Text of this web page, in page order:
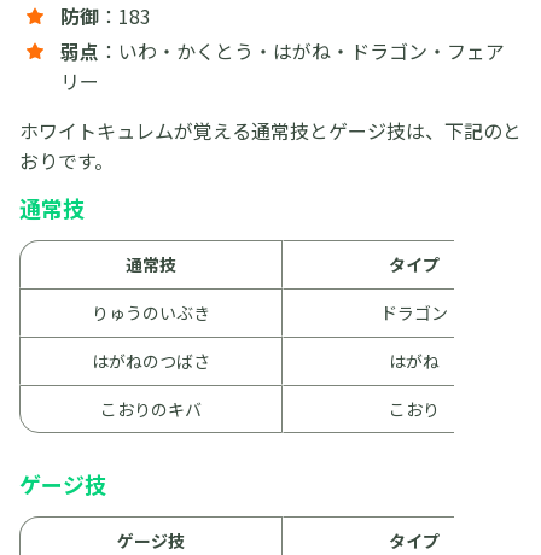
防御 ：183
弱点 ：いわ・かくとう・はがね・ドラゴン・フェア
リー
ホワイトキュレムが覚える通常技とゲージ技は、下記のと
おりです。
通常技
通常技
タイプ
りゅうのいぶき
ドラゴン
はがねのつばさ
はがね
こおりのキバ
こおり
ゲージ技
ゲージ技
タイプ